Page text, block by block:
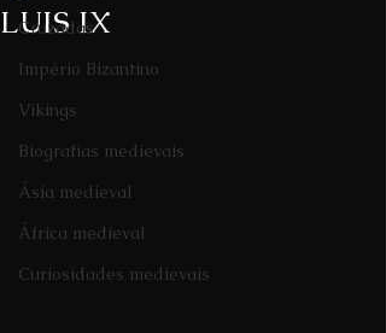
Cruzadas
Império Bizantino
Vikings
Biografias medievais
Ásia medieval
África medieval
Curiosidades medievais
LUIS IX